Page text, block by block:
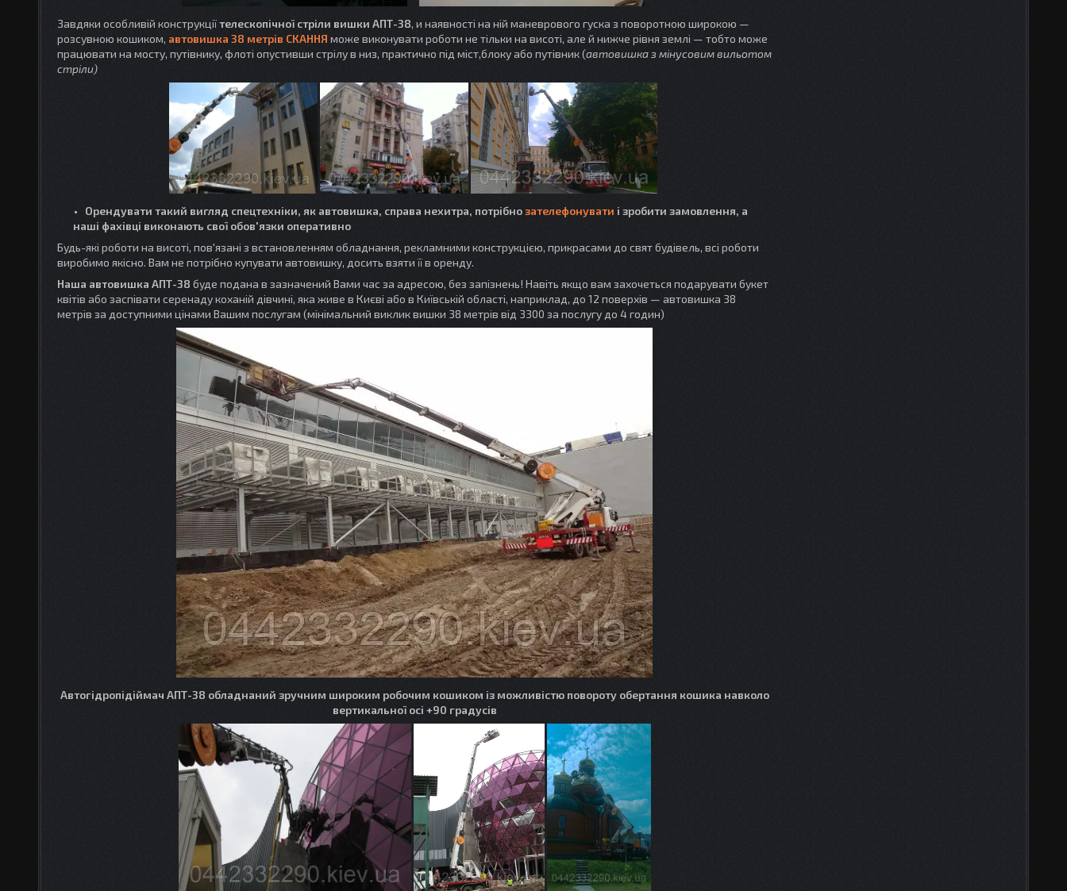
Завдяки особливій конструкціїтелескопічної стріли вишки АПТ-38, и наявності на ній маневрового гуска з поворотною широкою —
розсувною кошиком, автовишка 38 метрів СКАННЯ може виконувати роботи не тільки на висоті, але й нижче рівня землі — тобто може
працювати на мосту, путівнику, флоті опустивши стрілу в низ, практично під міст,блоку або путівник (автовишка з мінусовим вильотом
стріли)
Орендувати такий вигляд спецтехніки, як автовишка, справа нехитра, потрібнозателефонувати і зробити замовлення, а
наші фахівці виконають свої обов'язки оперативно
Будь-які роботи на висоті, пов'язані з встановленням обладнання, рекламними конструкцією, прикрасами до свят будівель, всі роботи
виробимо якісно. Вам не потрібно купувати автовишку, досить взяти її в оренду.
Наша автовишка АПТ-38 буде подана в зазначений Вами час за адресою, без запізнень! Навіть якщо вам захочеться подарувати букет
квітів або заспівати серенаду коханій дівчині, яка живе в Києві або в Київській області, наприклад, до 12 поверхів — автовишка 38
метрів за доступними цінами Вашим послугам (мінімальний виклик вишки 38 метрів від 3300 за послугу до 4 годин)
Автогідропідіймач АПТ-38 обладнаний зручним широким робочим кошиком із можливістю повороту обертання кошика навколо
вертикальної осі +90 градусів